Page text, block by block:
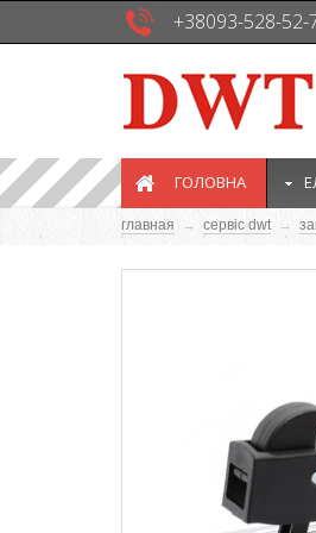
+38093-528-52-
ГОЛОВНА
главная → сервіс dwt →